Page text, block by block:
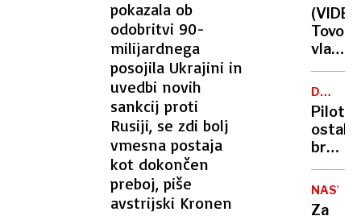
pokazala ob
odobritvi 90-
milijardnega
posojila Ukrajini in
uvedbi novih
sankcij proti
Rusiji, se zdi bolj
vmesna postaja
kot dokončen
preboj, piše
avstrijski Kronen
pozimi,
naj
bi
brat
in
očim
vlak
rdečo
luč
in
trčil
v
šest
huje
DOSJEJI
O
NLP
Pilot
ostal
brez
besed,
nad
NASVET
Za